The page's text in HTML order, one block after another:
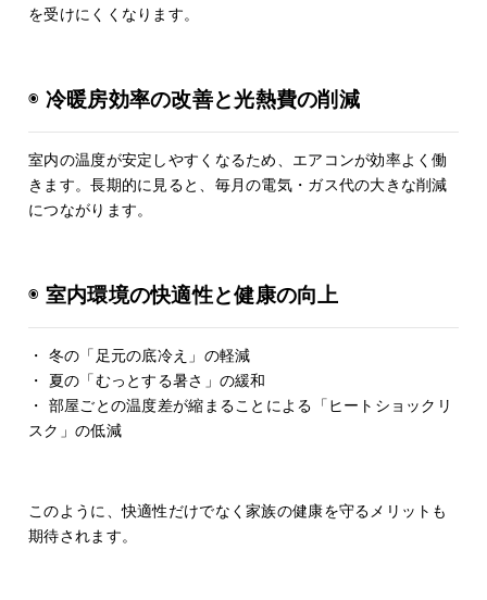
を受けにくくなります。
◉ 冷暖房効率の改善と光熱費の削減
室内の温度が安定しやすくなるため、エアコンが効率よく働
きます。長期的に見ると、毎月の電気・ガス代の大きな削減
につながります。
◉ 室内環境の快適性と健康の向上
・ 冬の「足元の底冷え」の軽減
・ 夏の「むっとする暑さ」の緩和
・ 部屋ごとの温度差が縮まることによる「ヒートショックリ
スク」の低減
このように、快適性だけでなく家族の健康を守るメリットも
期待されます。